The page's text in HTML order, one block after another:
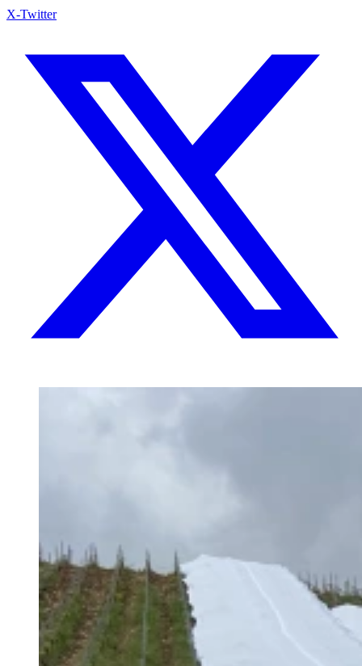
X-Twitter